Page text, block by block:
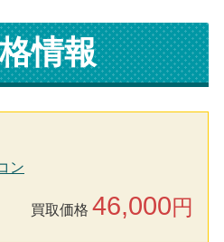
情報
ン
買取価格 46,000円